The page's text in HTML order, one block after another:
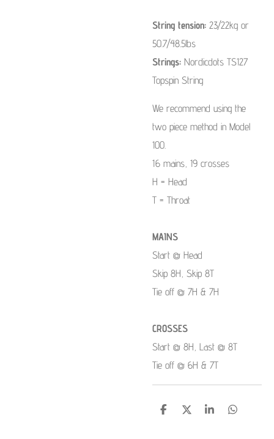
String tension: 23/22kg or
50.7/48.5lbs
Strings: Nordicdots TS127
Topspin String
We recommend using the
two piece method in Model
100.
16 mains, 19 crosses
H = Head
T = Throat
MAINS
Start @ Head
Skip 8H, Skip 8T
Tie off @ 7H & 7H
CROSSES
Start @ 8H, Last @ 8T
Tie off @ 6H & 7T
S
S
S
S